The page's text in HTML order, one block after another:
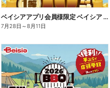
ベイシアアプリ会員様限定 ベイシア ジャンボ ポイント抽選キャンペーン
7月28日 ～8月11日